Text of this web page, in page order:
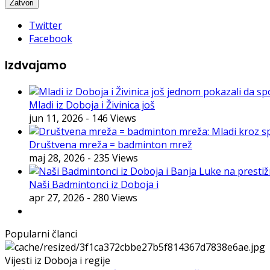
Twitter
Facebook
Izdvajamo
Mladi iz Doboja i Živinica još
jun 11, 2026 - 146 Views
Društvena mreža = badminton mrež
maj 28, 2026 - 235 Views
Naši Badmintonci iz Doboja i
apr 27, 2026 - 280 Views
Popularni članci
Vijesti iz Doboja i regije